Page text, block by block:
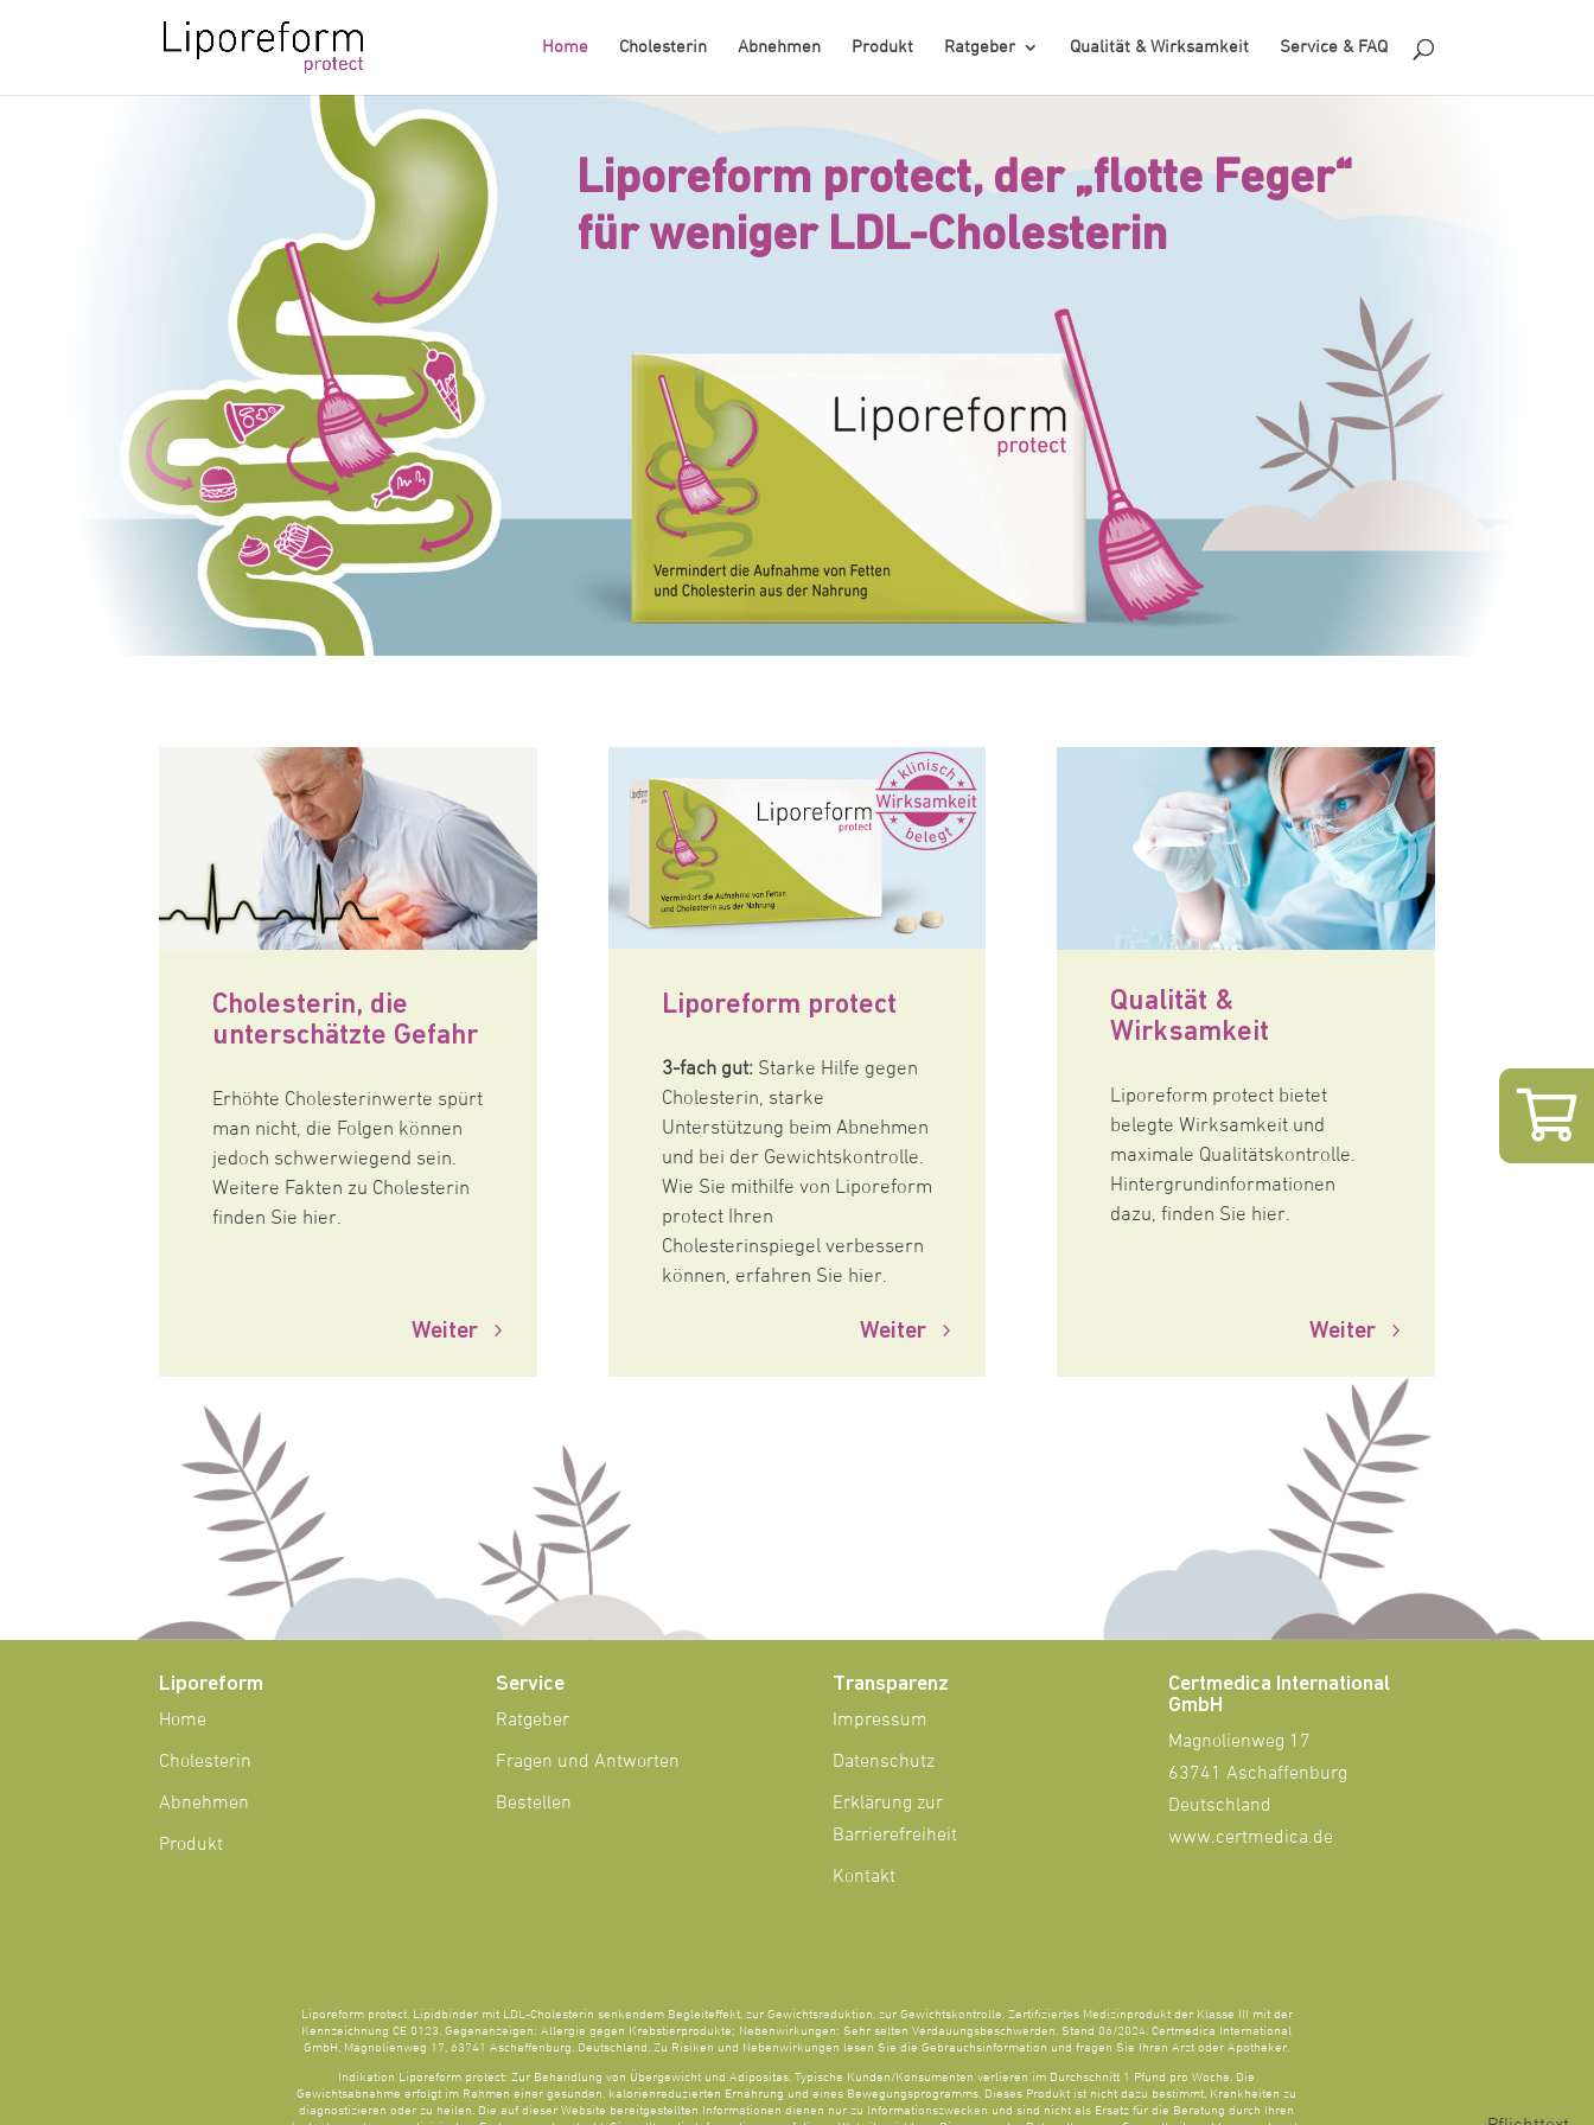
Home Cholesterin Abnehmen Produkt Ratgeber Qualität & Wirksamkeit Service & FAQ
Liporeform protect, der „flotte Feger“
für weniger LDL-Cholesterin
Cholesterin, die
unterschätzte Gefahr
Erhöhte Cholesterinwerte spürt
man nicht, die Folgen können
jedoch schwerwiegend sein.
Weitere Fakten zu Cholesterin
finden Sie hier.
Weiter
Liporeform protect
3-fach gut: Starke Hilfe gegen
Cholesterin, starke
Unterstützung beim Abnehmen
und bei der Gewichtskontrolle.
Wie Sie mithilfe von Liporeform
protect Ihren
Cholesterinspiegel verbessern
können, erfahren Sie hier.
Weiter
Qualität &
Wirksamkeit
Liporeform protect bietet
belegte Wirksamkeit und
maximale Qualitätskontrolle.
Hintergrundinformationen
dazu, finden Sie hier.
Weiter
Liporeform
Home
Cholesterin
Abnehmen
Produkt
Service
Ratgeber
Fragen und Antworten
Bestellen
Transparenz
Impressum
Datenschutz
Erklärung zur
Barrierefreiheit
Kontakt
Certmedica International
GmbH
Magnolienweg 17
63741 Aschaffenburg
Deutschland
www.certmedica.de
Liporeform protect. Lipidbinder mit LDL-Cholesterin senkendem Begleiteffekt, zur Gewichtsreduktion, zur Gewichtskontrolle. Zertifiziertes Medizinprodukt der Klasse III mit der
Kennzeichnung CE 0123. Gegenanzeigen: Allergie gegen Krebstierprodukte; Nebenwirkungen: Sehr selten Verdauungsbeschwerden. Stand 06/2024. Certmedica International
GmbH, Magnolienweg 17, 63741 Aschaffenburg. Deutschland. Zu Risiken und Nebenwirkungen lesen Sie die Gebrauchsinformation und fragen Sie Ihren Arzt oder Apotheker.
Indikation Liporeform protect: Zur Behandlung von Übergewicht und Adipositas. Typische Kunden/Konsumenten verlieren im Durchschnitt 1 Pfund pro Woche. Die
Gewichtsabnahme erfolgt im Rahmen einer gesunden, kalorienreduzierten Ernährung und eines Bewegungsprogramms. Dieses Produkt ist nicht dazu bestimmt, Krankheiten zu
diagnostizieren oder zu heilen. Die auf dieser Website bereitgestellten Informationen dienen nur zu Informationszwecken und sind nicht als Ersatz für die Beratung durch Ihren